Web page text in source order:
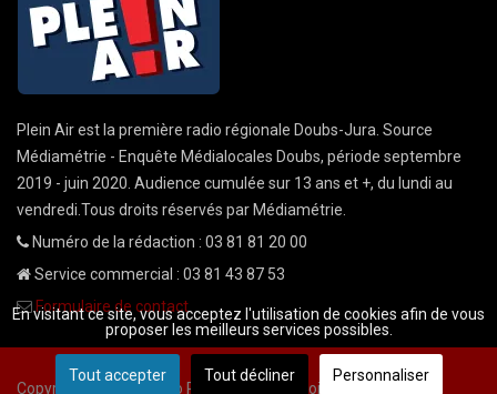
Plein Air est la première radio régionale Doubs-Jura. Source
Médiamétrie - Enquête Médialocales Doubs, période septembre
2019 - juin 2020. Audience cumulée sur 13 ans et +, du lundi au
vendredi.Tous droits réservés par Médiamétrie.
Numéro de la rédaction : 03 81 81 20 00
Service commercial : 03 81 43 87 53
Formulaire de contact
Copyright © 2026 Radio Plein Air - Tous droits réservés
En visitant ce site, vous acceptez l'utilisation de cookies afin de vous
proposer les meilleurs services possibles.
Tout accepter Tout décliner Personnaliser